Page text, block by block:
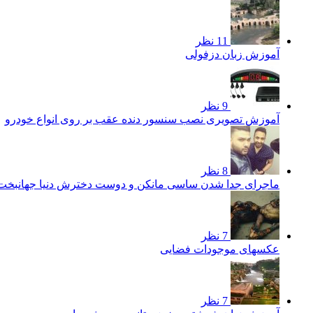
11 نظر
آموزش زبان دزفولی
9 نظر
آموزش تصویری نصب سنسور دنده عقب بر روی انواع خودرو
8 نظر
ماجرای جدا شدن ساسی مانکن و دوست دخترش دنیا
7 نظر
عکسهای موجودات فضایی
7 نظر